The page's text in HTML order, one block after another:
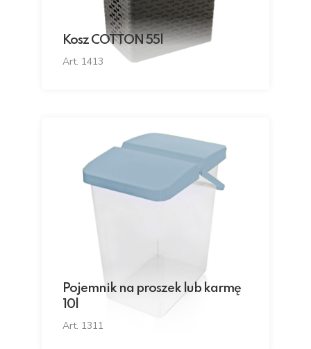
Kosz COTTON 55l
Art. 1413
Pojemnik na proszek lub karmę
10l
Art. 1311